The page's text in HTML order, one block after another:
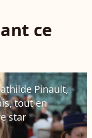
ce
Pinault,
tout en
star